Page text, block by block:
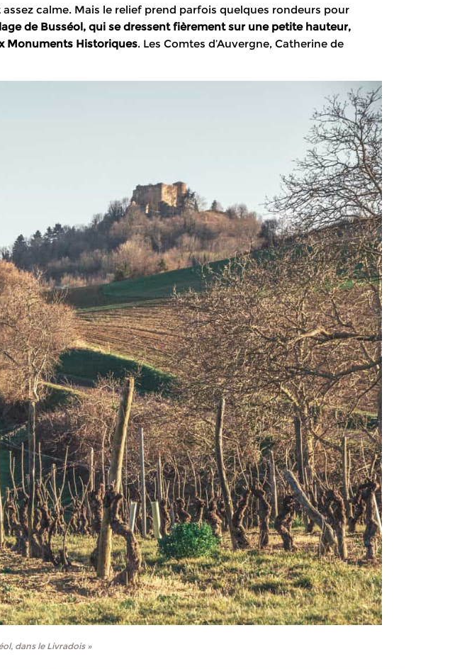
calme. Mais le relief prend parfois quelques rondeurs pour
de Busséol, qui se dressent fièrement sur une petite hauteur,
Monuments Historiques. Les Comtes d’Auvergne, Catherine de
dans le Livradois »